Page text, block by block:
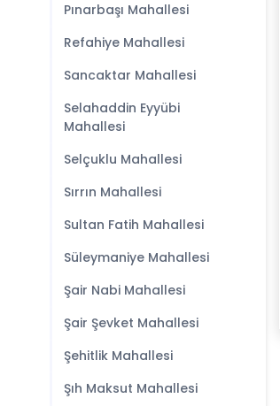
Pınarbaşı Mahallesi
Refahiye Mahallesi
Sancaktar Mahallesi
Selahaddin Eyyübi
Mahallesi
Selçuklu Mahallesi
Sırrın Mahallesi
Sultan Fatih Mahallesi
Süleymaniye Mahallesi
Şair Nabi Mahallesi
Şair Şevket Mahallesi
Şehitlik Mahallesi
Şıh Maksut Mahallesi